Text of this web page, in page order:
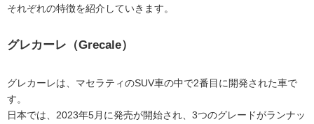
それぞれの特徴を紹介していきます。
グレカーレ（Grecale）
グレカーレは、マセラティのSUV車の中で2番目に開発された車で
す。
日本では、2023年5月に発売が開始され、3つのグレードがランナッ